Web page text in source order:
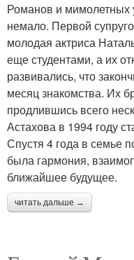
Романов и мимолетных
немало. Первой
молодая актриса
еще студентами, а их
развивались, что
месяц знакомства. Их
продлившись всего
Астахова в 1994 году
Спустя 4 года в семье
была гармония,
ближайшее будущее.
читать дальше →